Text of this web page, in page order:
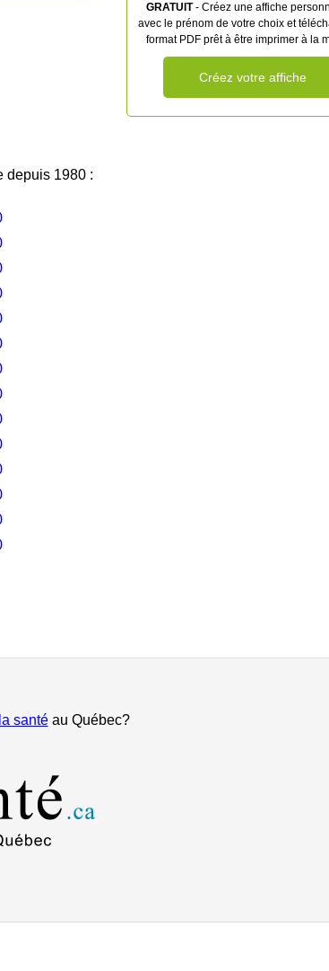
GRATUIT- Créez une affiche
avec le prénom de votre choix et
format PDF prêt à être imprimer à la
Créez votre affiche
depuis 1980 :
santéau Québec?